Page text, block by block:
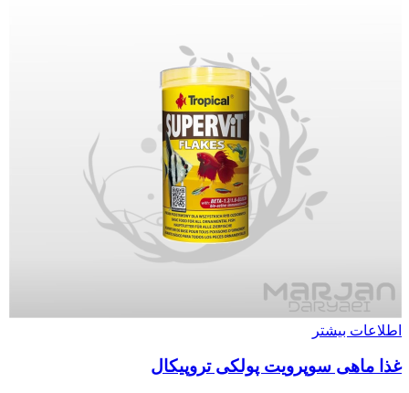
اطلاعات بیشتر
غذا ماهی سوپرویت پولکی تروپیکال